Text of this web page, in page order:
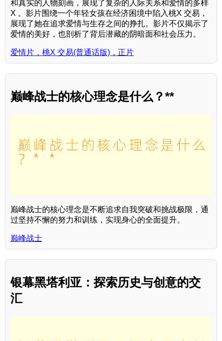
和真实的人物刻画，展现了复杂的人际关系和爱情的多样
X 。影片围绕一个年轻女孩在经济困境中陷入桃X 交易，
展现了她在追求爱情与生存之间的挣扎。影片不仅揭示了
爱情的美好，也剖析了背后潜藏的阴暗面和社会压力。
爱情片，桃X 交易(普通话版)，正片
巅峰战士的核心理念是什么？**
巅峰战士的核心理念是不断追求自我突破和挑战极限，通
过坚持不懈的努力和训练，实现身心的全面提升。
巅峰战士
银幕黑塔利亚：探索历史与创意的交
汇